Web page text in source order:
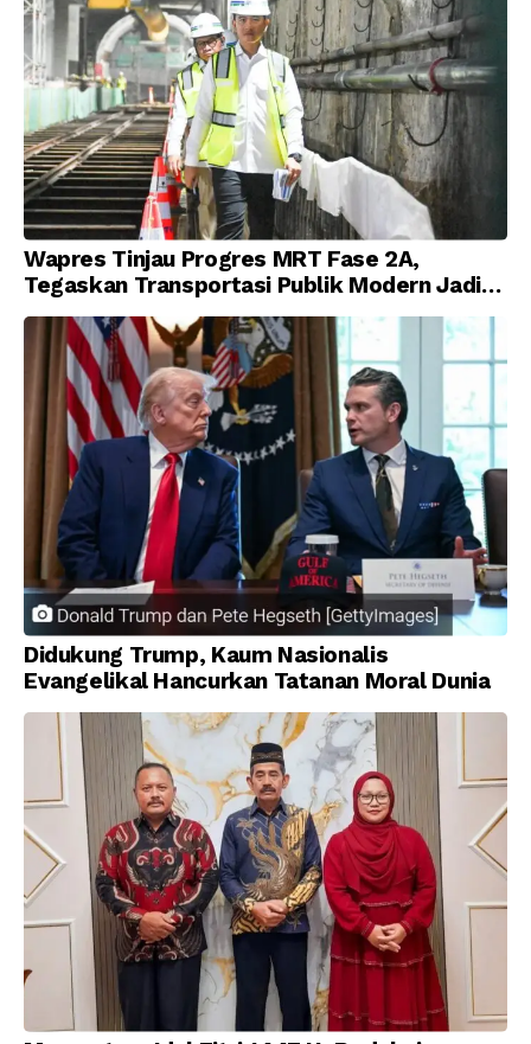
Wapres Tinjau Progres MRT Fase 2A,
Tegaskan Transportasi Publik Modern Jadi
Prioritas Nasional
Didukung Trump, Kaum Nasionalis
Evangelikal Hancurkan Tatanan Moral Dunia